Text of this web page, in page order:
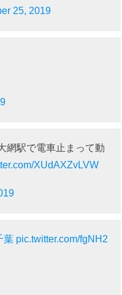
25, 2019
網駅で電車止まって動
XUdAXZvLVW
葉 pic.twitter.com/fgNH2